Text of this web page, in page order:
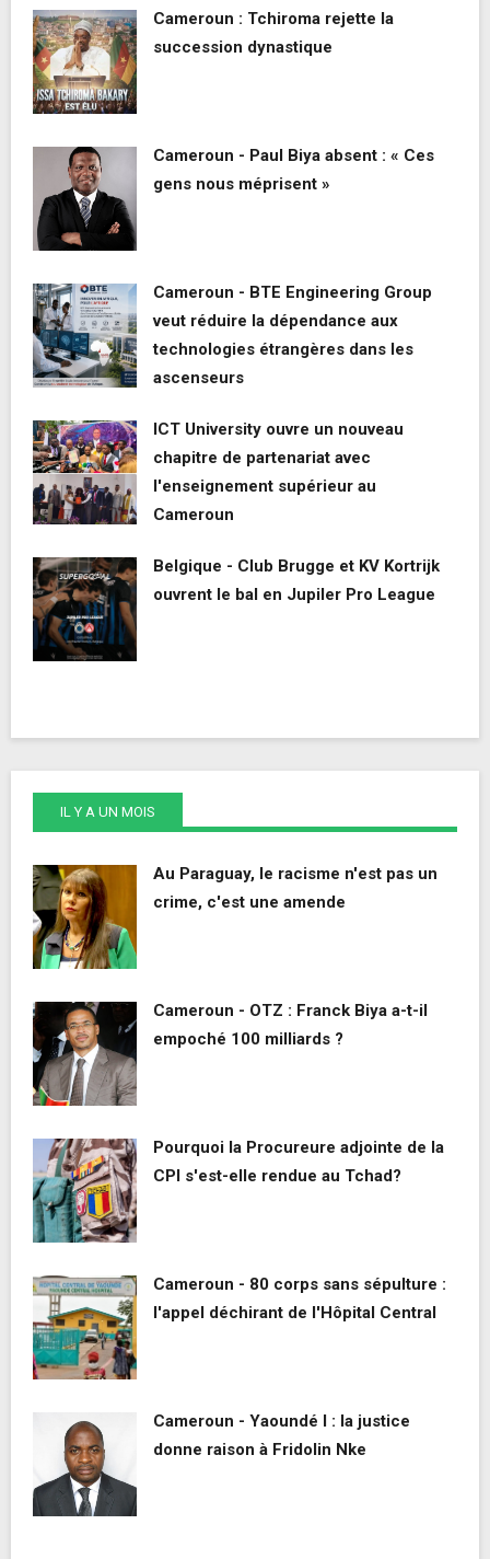
Cameroun : Tchiroma rejette la
succession dynastique
Cameroun - Paul Biya absent : « Ces
gens nous méprisent »
Cameroun - BTE Engineering Group
veut réduire la dépendance aux
technologies étrangères dans les
ascenseurs
ICT University ouvre un nouveau
chapitre de partenariat avec
l'enseignement supérieur au
Cameroun
Belgique - Club Brugge et KV Kortrijk
ouvrent le bal en Jupiler Pro League
IL Y A UN MOIS
Au Paraguay, le racisme n'est pas un
crime, c'est une amende
Cameroun - OTZ : Franck Biya a-t-il
empoché 100 milliards ?
Pourquoi la Procureure adjointe de la
CPI s'est-elle rendue au Tchad?
Cameroun - 80 corps sans sépulture :
l'appel déchirant de l'Hôpital Central
Cameroun - Yaoundé I : la justice
donne raison à Fridolin Nke